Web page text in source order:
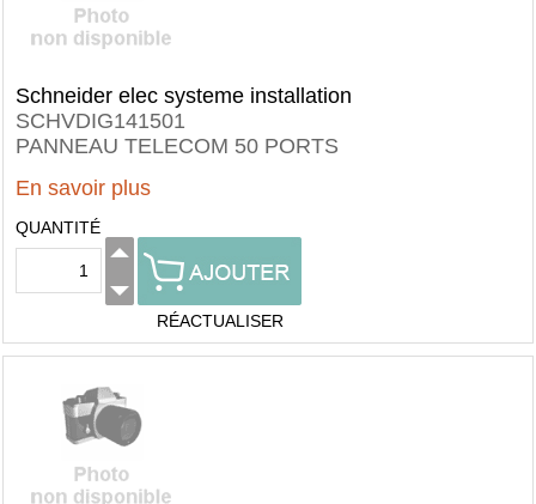
Schneider elec systeme installation
SCHVDIG141501
PANNEAU TELECOM 50 PORTS
En savoir plus
QUANTITÉ
RÉACTUALISER